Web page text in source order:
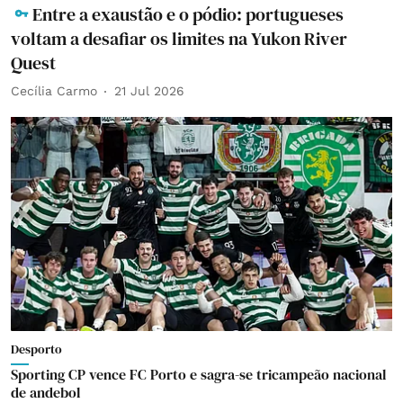
Entre a exaustão e o pódio: portugueses
voltam a desafiar os limites na Yukon River
Quest
Cecília Carmo 21 Jul 2026
Desporto
Sporting CP vence FC Porto e sagra-se tricampeão nacional
de andebol